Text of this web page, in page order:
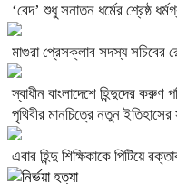
‘বেদ’ শুধু সনাতন ধর্মের শ্রেষ্ঠ
মাগুরা প্রেসক্লাব সদস্য সচিবের
স্বাধীন বাংলাদেশে হিন্দুদের করুণ
পৃথিবীর মানচিত্রে নতুন ইতিহাসের
এবার হিন্দু শিক্ষিকাকে পিটিয়ে